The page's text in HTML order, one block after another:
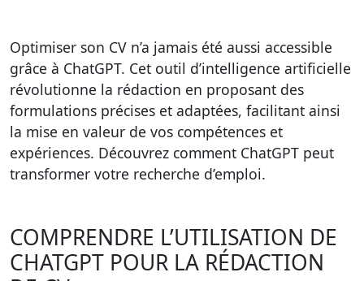
Optimiser son CV n’a jamais été aussi accessible
grâce à ChatGPT. Cet outil d’intelligence artificielle
révolutionne la rédaction en proposant des
formulations précises et adaptées, facilitant ainsi
la mise en valeur de vos compétences et
expériences. Découvrez comment ChatGPT peut
transformer votre recherche d’emploi.
COMPRENDRE L’UTILISATION DE
CHATGPT POUR LA RÉDACTION